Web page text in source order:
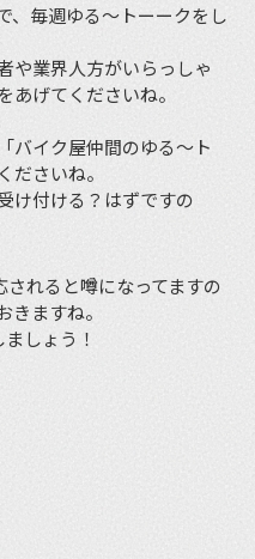
、毎週ゆる〜トーークをし
や業界人方がいらっしゃ
あげてくださいね。
バイク屋仲間のゆる〜ト
ださいね。
け付ける？はずですの
れると噂になってますの
ますね。
しょう！